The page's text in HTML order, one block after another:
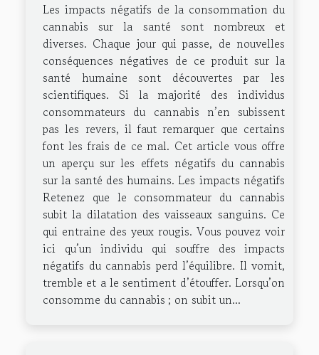
Les impacts négatifs de la consommation du
cannabis sur la santé sont nombreux et
diverses. Chaque jour qui passe, de nouvelles
conséquences négatives de ce produit sur la
santé humaine sont découvertes par les
scientifiques. Si la majorité des individus
consommateurs du cannabis n’en subissent
pas les revers, il faut remarquer que certains
font les frais de ce mal. Cet article vous offre
un aperçu sur les effets négatifs du cannabis
sur la santé des humains. Les impacts négatifs
Retenez que le consommateur du cannabis
subit la dilatation des vaisseaux sanguins. Ce
qui entraine des yeux rougis. Vous pouvez voir
ici qu’un individu qui souffre des impacts
négatifs du cannabis perd l’équilibre. Il vomit,
tremble et a le sentiment d’étouffer. Lorsqu’on
consomme du cannabis ; on subit un...